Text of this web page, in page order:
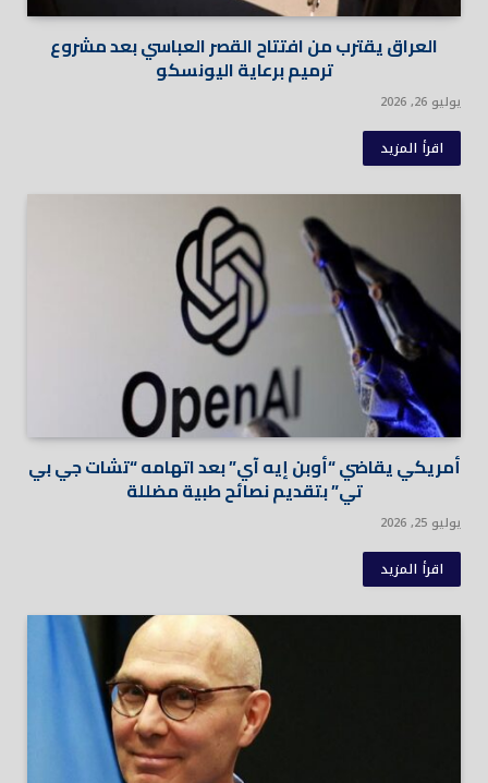
العراق يقترب من افتتاح القصر العباسي بعد مشروع
ترميم برعاية اليونسكو
يوليو 26, 2026
اقرأ المزيد
أمريكي يقاضي “أوبن إيه آي” بعد اتهامه “تشات جي بي
تي” بتقديم نصائح طبية مضللة
يوليو 25, 2026
اقرأ المزيد